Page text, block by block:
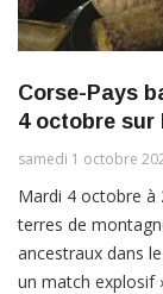
Corse-Pays
4 octobre sur
samedi 1 octobre
Mardi 4 octobre à
terres de
ancestraux dans
un match explosif